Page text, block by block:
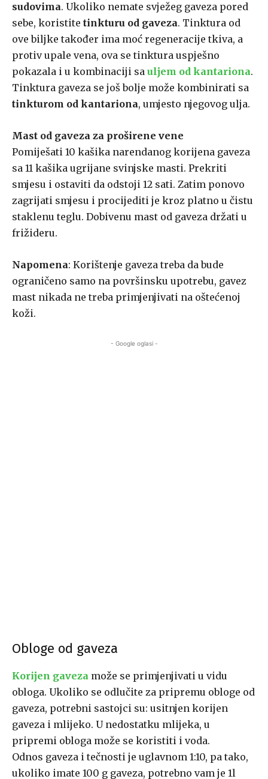
sudovima. Ukoliko nemate svježeg gaveza pored
sebe, koristite tinkturu od gaveza. Tinktura od
ove biljke također ima moć regeneracije tkiva, a
protiv upale vena, ova se tinktura uspješno
pokazala i u kombinaciji sa uljem od kantariona.
Tinktura gaveza se još bolje može kombinirati sa
tinkturom od kantariona, umjesto njegovog ulja.
Mast od gaveza za proširene vene
Pomiješati 10 kašika narendanog korijena gaveza
sa 11 kašika ugrijane svinjske masti. Prekriti
smjesu i ostaviti da odstoji 12 sati. Zatim ponovo
zagrijati smjesu i procijediti je kroz platno u čistu
staklenu teglu. Dobivenu mast od gaveza držati u
frižideru.
Napomena: Korištenje gaveza treba da bude
ograničeno samo na površinsku upotrebu, gavez
mast nikada ne treba primjenjivati na oštećenoj
koži.
- Google oglasi -
Obloge od gaveza
Korijen gaveza može se primjenjivati u vidu
obloga. Ukoliko se odlučite za pripremu obloge od
gaveza, potrebni sastojci su: usitnjen korijen
gaveza i mlijeko. U nedostatku mlijeka, u
pripremi obloga može se koristiti i voda.
Odnos gaveza i tečnosti je uglavnom 1:10, pa tako,
ukoliko imate 100 g gaveza, potrebno vam je 1l